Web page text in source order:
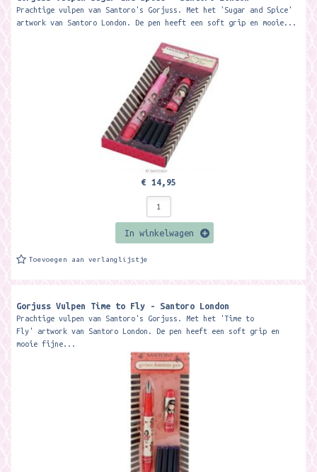
Prachtige vulpen van Santoro's Gorjuss. Met het 'Sugar and Spice'
artwork van Santoro London. De pen heeft een soft grip en mooie...
€ 14,95
In winkelwagen
Toevoegen aan verlanglijstje
Gorjuss Vulpen Time to Fly - Santoro London
Prachtige vulpen van Santoro's Gorjuss. Met het 'Time to
Fly' artwork van Santoro London. De pen heeft een soft grip en
mooie fijne...